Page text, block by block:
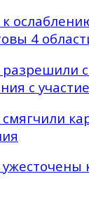
4
разрешили
с